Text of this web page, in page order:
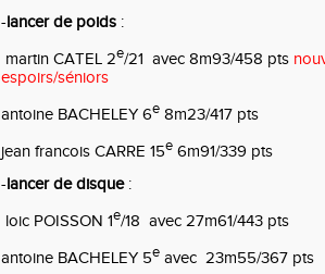
-lancer de poids :
martin CATEL 2e/21 avec 8m93/458 pts
espoirs/séniors
antoine BACHELEY 6e 8m23/417 pts
jean francois CARRE 15e 6m91/339 pts
-lancer de disque:
loic POISSON 1e/18 avec 27m61/443 pts
antoine BACHELEY 5e avec 23m55/367 pts